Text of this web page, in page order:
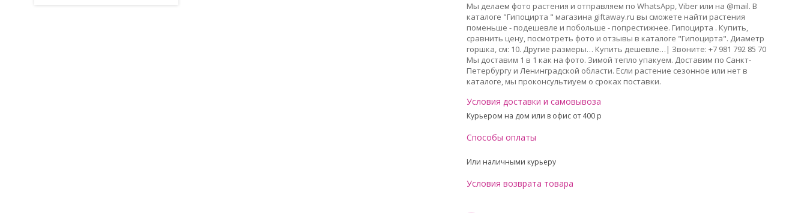
Мы делаем фото растения и отправляем по WhatsApp, Viber или на @mail. В
каталоге "Гипоцирта " магазина giftaway.ru вы сможете найти растения
поменьше - подешевле и побольше - попрестижнее. Гипоцирта . Купить,
сравнить цену, посмотреть фото и отзывы в каталоге "Гипоцирта". Диаметр
горшка, см: 10. Другие размеры… Купить дешевле…| Звоните: +7 981 792 85 70
Мы доставим 1 в 1 как на фото. Зимой тепло упакуем. Доставим по Санкт-
Петербургу и Ленинградской области. Если растение сезонное или нет в
каталоге, мы проконсультиуем о сроках поставки.
Условия доставки и самовывоза
Курьером на дом или в офис от 400 p
Способы оплаты
Или наличными курьеру
Условия возврата товара